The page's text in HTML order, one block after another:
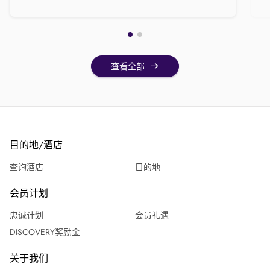
查看全部
目的地/酒店
查询酒店 目的地
会员计划
忠诚计划
会员礼遇
DISCOVERY奖励金
关于我们